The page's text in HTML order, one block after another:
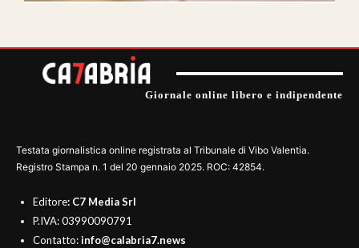
Giornale online libero e indipendente
Testata giornalistica online registrata al Tribunale di Vibo Valentia.
Registro Stampa n. 1 del 20 gennaio 2025. ROC: 42854.
Editore: C7 Media Srl
P.IVA: 03990090791
Contatto:info@calabria7.news